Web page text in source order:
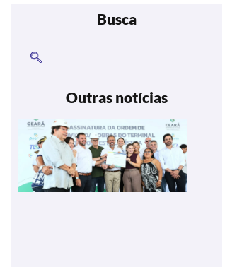
Busca
Outras notícias